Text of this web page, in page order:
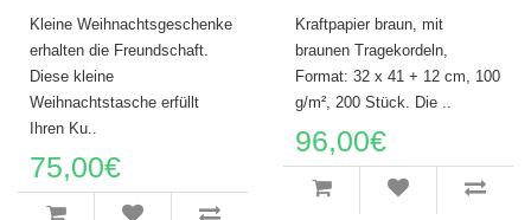
Kleine Weihnachtsgeschenke
erhalten die Freundschaft.
Diese kleine
Weihnachtstasche erfüllt
Ihren Ku..
75,00€
Kraftpapier braun, mit
braunen Tragekordeln,
Format: 32 x 41 + 12 cm, 100
g/m², 200 Stück. Die ..
96,00€